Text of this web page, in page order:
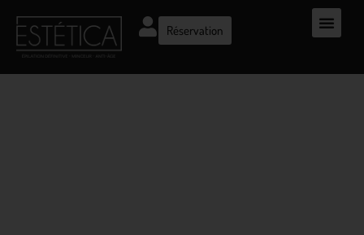
Réservation